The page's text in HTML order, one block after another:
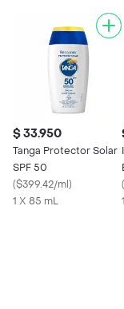
$ 33.950
Tanga Protector Solar
SPF 50
($399.42/ml)
1 X 85 mL
(